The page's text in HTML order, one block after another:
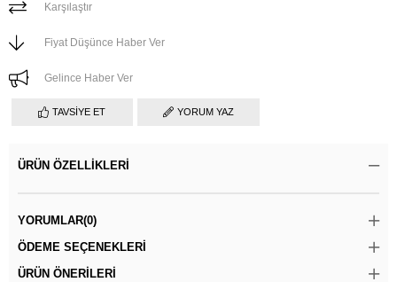
Karşılaştır
Fiyat Düşünce Haber Ver
Gelince Haber Ver
TAVSIYE ET YORUM YAZ
ÜRÜN ÖZELLIKLERI
YORUMLAR(0)
ÖDEME SEÇENEKLERI
ÜRÜN ÖNERILERI